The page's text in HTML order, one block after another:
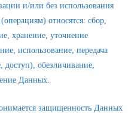
и/или без использования
относятся: сбор,
хранение, уточнение
использование, передача
доступ), обезличивание,
Данных.
защищенность Данных